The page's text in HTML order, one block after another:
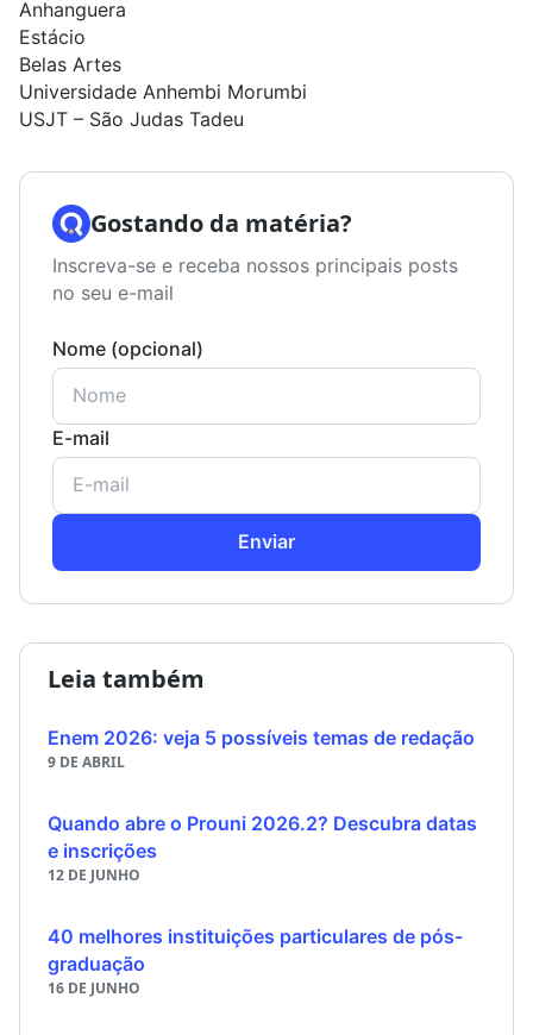
Anhanguera
Estácio
Belas Artes
Universidade Anhembi Morumbi
USJT – São Judas Tadeu
Gostando da matéria?
Inscreva-se e receba nossos principais posts
no seu e-mail
Nome (opcional)
E-mail
Enviar
Leia também
Enem 2026: veja 5 possíveis temas de redação
9 DE ABRIL
Quando abre o Prouni 2026.2? Descubra datas
e inscrições
12 DE JUNHO
40 melhores instituições particulares de pós-
graduação
16 DE JUNHO